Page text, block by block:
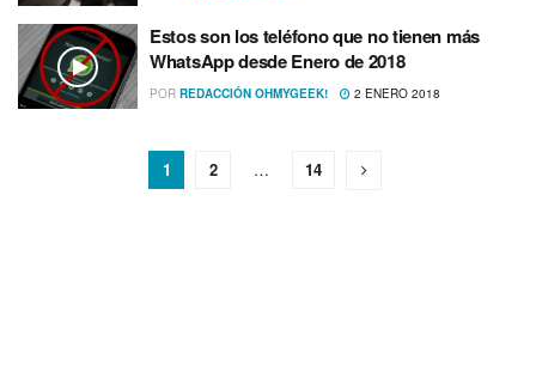
Estos son los teléfono que no tienen más
WhatsApp desde Enero de 2018
POR REDACCIÓN OHMYGEEK! 2 ENERO 2018
1 2 … 14